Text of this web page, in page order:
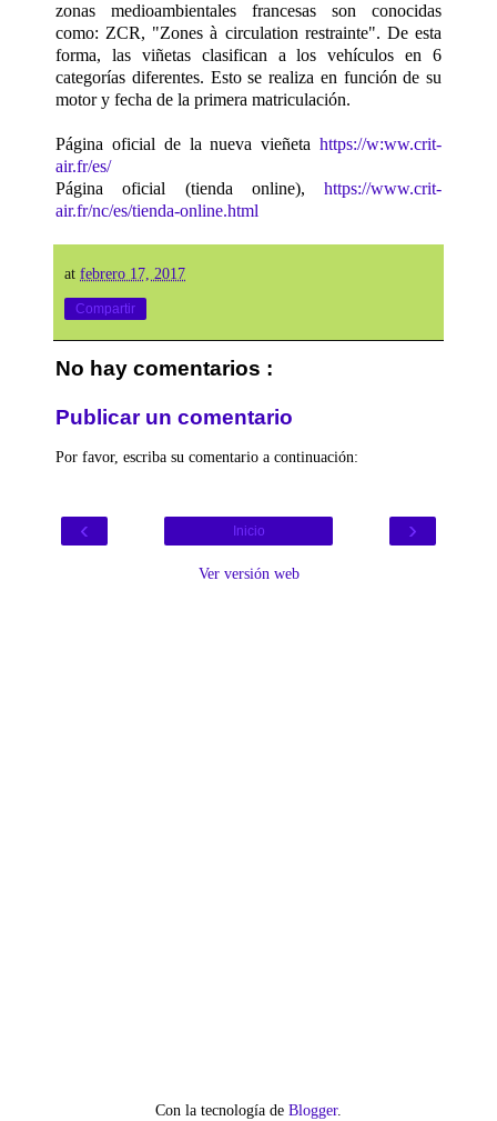
zonas medioambientales francesas son conocidas
como: ZCR, "Zones à circulation restrainte". De esta
forma, las viñetas clasifican a los vehículos en 6
categorías diferentes. Esto se realiza en función de su
motor y fecha de la primera matriculación.
Página oficial de la nueva vieñeta https://w:ww.crit-
air.fr/es/
Página oficial (tienda online), https://www.crit-
air.fr/nc/es/tienda-online.html
at febrero 17, 2017
Compartir
No hay comentarios :
Publicar un comentario
Por favor, escriba su comentario a continuación:
‹ ›
Inicio
Ver versión web
Con la tecnología de Blogger.